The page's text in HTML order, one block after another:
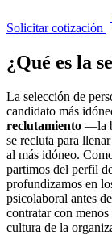
Solicitar cotización
¿Qué es la
La selección de
candidato más
reclutamiento —la
se recluta para
al más idóneo.
partimos del perfil
profundizamos en
psicolaboral antes
contratar con
cultura de la